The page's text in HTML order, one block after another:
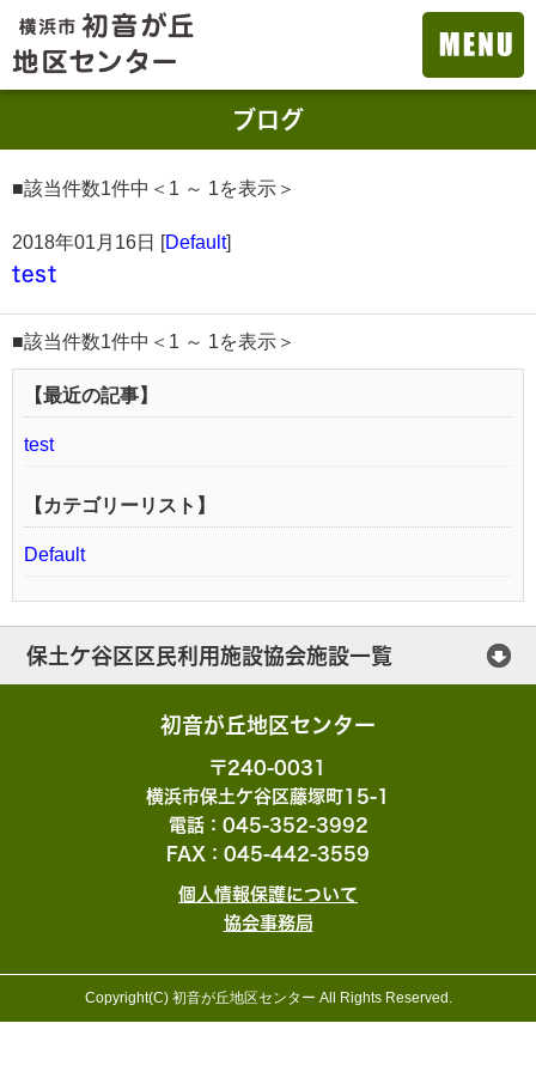
ブログ
■該当件数1件中＜1 ～ 1を表示＞
2018年01月16日 [Default]
test
■該当件数1件中＜1 ～ 1を表示＞
【最近の記事】
test
【カテゴリーリスト】
Default
保土ケ谷区区民利用施設協会施設一覧
横浜市ほどがや地区センター
横浜市西谷地区センター
横浜市初音が丘地区センター
初音が丘地区センター
〒240-0031
横浜市保土ケ谷区藤塚町15-1
電話：045-352-3992
FAX：045-442-3559
個人情報保護について
協会事務局
Copyright(C) 初音が丘地区センター All Rights Reserved.